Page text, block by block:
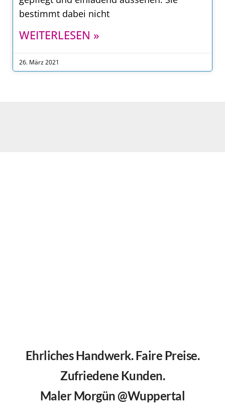
bestimmt dabei nicht
WEITERLESEN »
26. März 2021
Ehrliches Handwerk. Faire Preise.
Zufriedene Kunden.
Maler Morgün @Wuppertal